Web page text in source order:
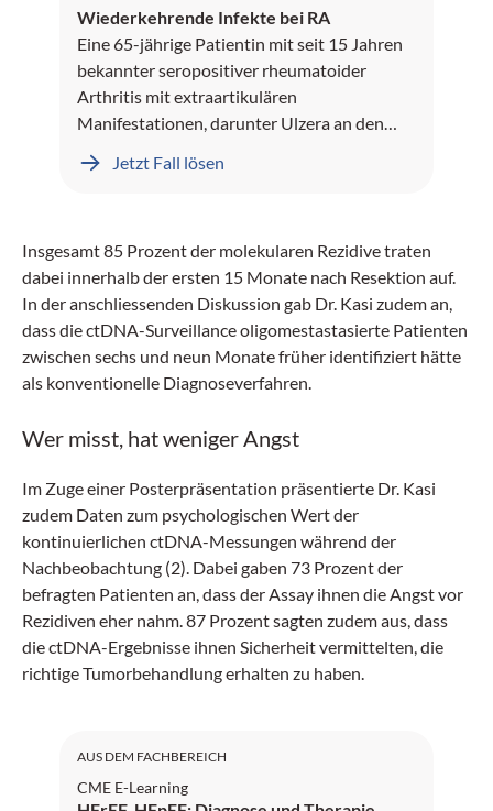
Wiederkehrende Infekte bei RA
Eine 65-jährige Patientin mit seit 15 Jahren
bekannter seropositiver rheumatoider
Arthritis mit extraartikulären
Manifestationen, darunter Ulzera an den
präsentiert sich mit seit mehreren Monaten
Jetzt Fall lösen
Insgesamt 85 Prozent der molekularen Rezidive traten
dabei innerhalb der ersten 15 Monate nach Resektion auf.
In der anschliessenden Diskussion gab Dr. Kasi zudem an,
dass die ctDNA-Surveillance oligomestastasierte Patienten
zwischen sechs und neun Monate früher identifiziert hätte
als konventionelle Diagnoseverfahren.
Wer misst, hat weniger Angst
Im Zuge einer Posterpräsentation präsentierte Dr. Kasi
zudem Daten zum psychologischen Wert der
kontinuierlichen ctDNA-Messungen während der
Nachbeobachtung (2). Dabei gaben 73 Prozent der
befragten Patienten an, dass der Assay ihnen die Angst vor
Rezidiven eher nahm. 87 Prozent sagten zudem aus, dass
die ctDNA-Ergebnisse ihnen Sicherheit vermittelten, die
richtige Tumorbehandlung erhalten zu haben.
AUS DEM FACHBEREICH
CME E-Learning